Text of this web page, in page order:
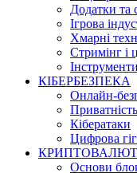
Додатки та
Ігрова
Хмарні
Стримінг і
КІБЕРБЕЗПЕКА
Онлайн-
Приватність
Кібератаки
Цифрова
Основи